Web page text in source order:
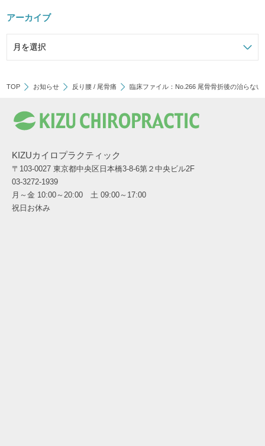
アーカイブ
TOP お知らせ 反り腰 / 尾骨痛 臨床ファイル：No.266 尾骨骨折後の治らない
KIZUカイロプラクティック
〒103-0027 東京都中央区日本橋3-8-6第２中央ビル2F
03-3272-1939
月～金 10:00～20:00 土 09:00～17:00
祝日お休み